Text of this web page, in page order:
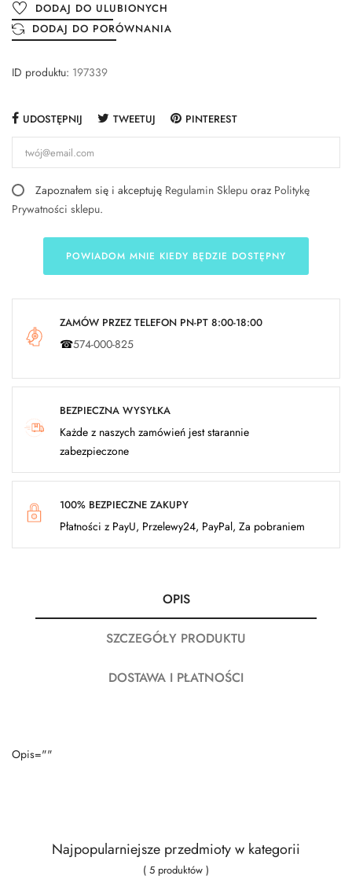
DODAJ DO ULUBIONYCH
DODAJ DO PORÓWNANIA
ID produktu: 197339
UDOSTĘPNIJ TWEETUJ PINTEREST
Zapoznałem się i akceptuję Regulamin Sklepu oraz Politykę
Prywatności sklepu.
POWIADOM MNIE KIEDY BĘDZIE DOSTĘPNY
ZAMÓW PRZEZ TELEFON PN-PT 8:00-18:00
☎574-000-825
BEZPIECZNA WYSYŁKA
Każde z naszych zamówień jest starannie
zabezpieczone
100% BEZPIECZNE ZAKUPY
Płatności z PayU, Przelewy24, PayPal, Za pobraniem
OPIS
SZCZEGÓŁY PRODUKTU
DOSTAWA I PŁATNOŚCI
Opis=""
Najpopularniejsze przedmioty w kategorii
( 5 produktów )